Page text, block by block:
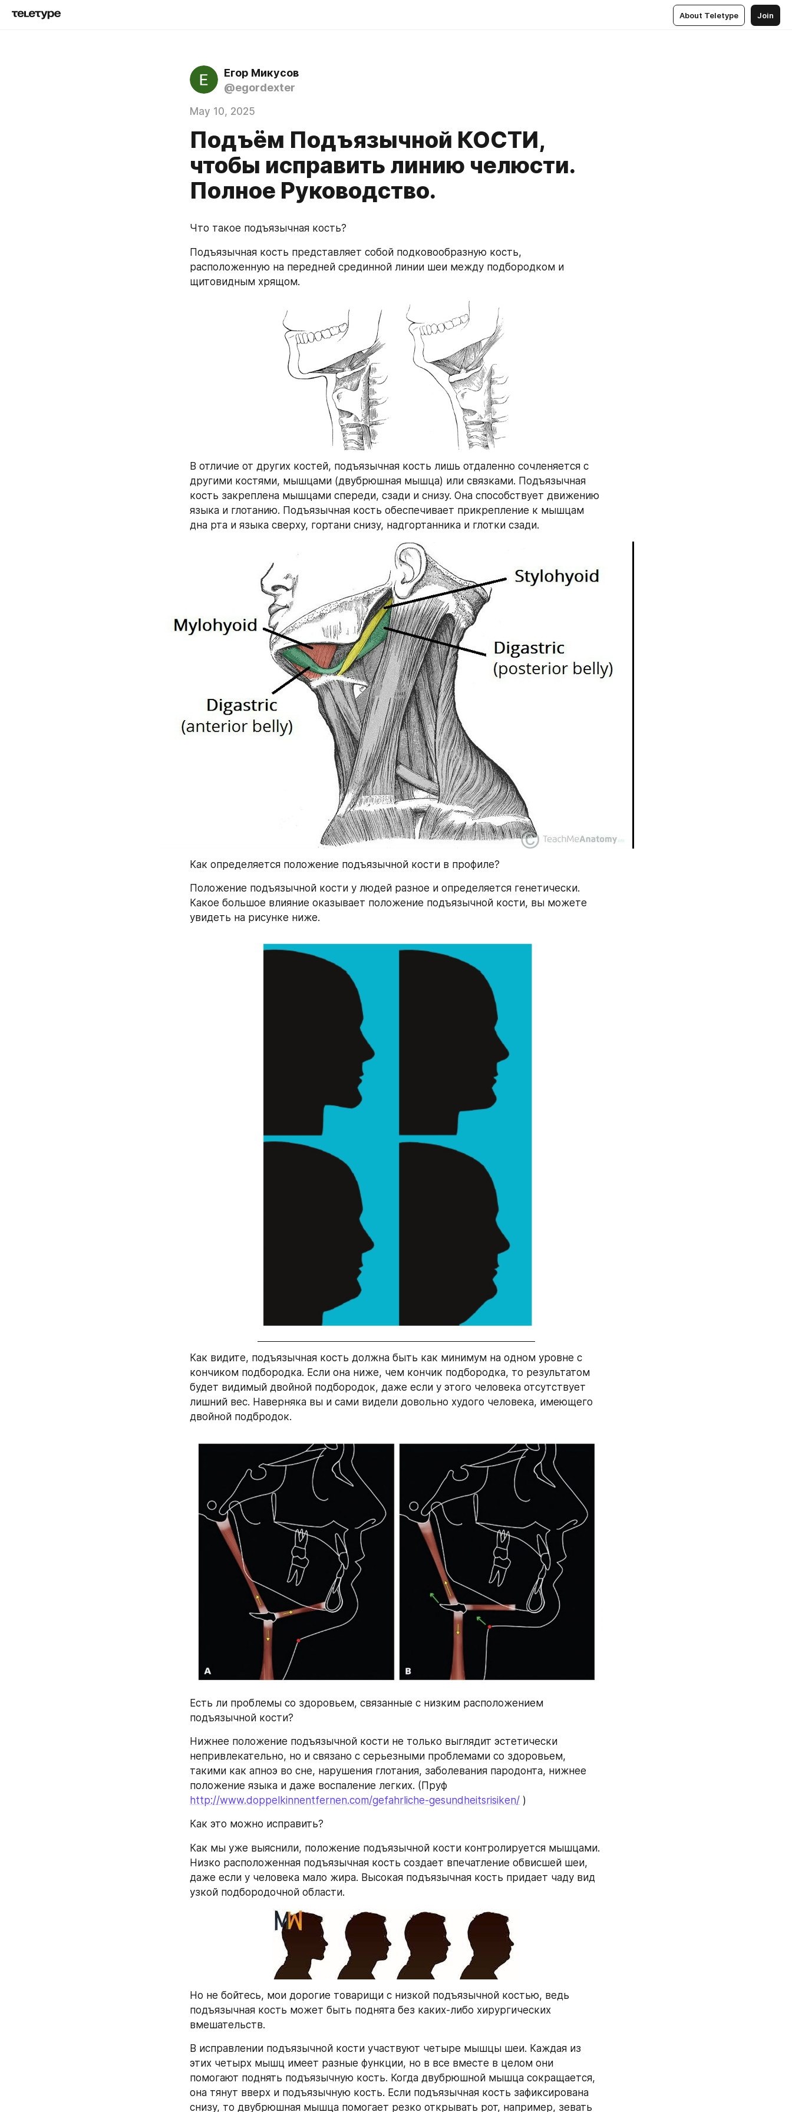
About Teletype Join
Егор Микусов
@egordexter
May 10, 2025
Подъём Подъязычной КОСТИ,
чтобы исправить линию челюсти.
Полное Руководство.
Что такое подъязычная кость?
Подъязычная кость представляет собой подковообразную кость,
расположенную на передней срединной линии шеи между подбородком и
щитовидным хрящом.
В отличие от других костей, подъязычная кость лишь отдаленно сочленяется с
другими костями, мышцами (двубрюшная мышца) или связками. Подъязычная
кость закреплена мышцами спереди, сзади и снизу. Она способствует движению
языка и глотанию. Подъязычная кость обеспечивает прикрепление к мышцам
дна рта и языка сверху, гортани снизу, надгортанника и глотки сзади.
Как определяется положение подъязычной кости в профиле?
Положение подъязычной кости у людей разное и определяется генетически.
Какое большое влияние оказывает положение подъязычной кости, вы можете
увидеть на рисунке ниже.
Как видите, подъязычная кость должна быть как минимум на одном уровне с
кончиком подбородка. Если она ниже, чем кончик подбородка, то результатом
будет видимый двойной подбородок, даже если у этого человека отсутствует
лишний вес. Наверняка вы и сами видели довольно худого человека, имеющего
двойной подбродок.
Есть ли проблемы со здоровьем, связанные с низким расположением
подъязычной кости?
Нижнее положение подъязычной кости не только выглядит эстетически
непривлекательно, но и связано с серьезными проблемами со здоровьем,
такими как апноэ во сне, нарушения глотания, заболевания пародонта, нижнее
http://www.doppelkinnentfernen.com/gefahrliche-gesundheitsrisiken/ )
Как это можно исправить?
Как мы уже выяснили, положение подъязычной кости контролируется мышцами.
Низко расположенная подъязычная кость создает впечатление обвисшей шеи,
даже если у человека мало жира. Высокая подъязычная кость придает чаду вид
узкой подбородочной области.
Но не бойтесь, мои дорогие товарищи с низкой подъязычной костью, ведь
подъязычная кость может быть поднята без каких-либо хирургических
вмешательств.
В исправлении подъязычной кости участвуют четыре мышцы шеи. Каждая из
этих четырх мышц имеет разные функции, но в все вместе в целом они
помогают поднять подъязычную кость. Когда двубрюшной мышца сокращается,
она тянут вверх и подъязычную кость. Если подъязычная кость зафиксирована
снизу, то двубрюшная мышца помогает резко открывать рот, например, зевать